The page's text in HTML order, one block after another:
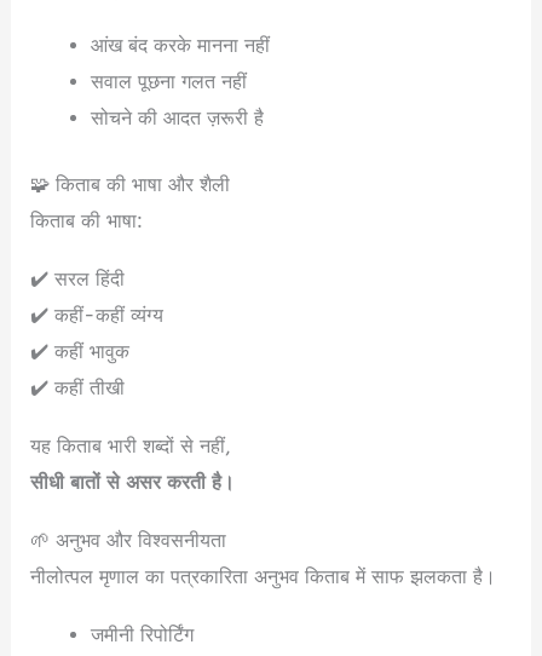
आंख बंद करके मानना नहीं
सवाल पूछना गलत नहीं
सोचने की आदत ज़रूरी है
🧩 किताब की भाषा और शैली
किताब की भाषा:
✔️ सरल हिंदी
✔️ कहीं-कहीं व्यंग्य
✔️ कहीं भावुक
✔️ कहीं तीखी
यह किताब भारी शब्दों से नहीं,
सीधी बातों से असर करती है।
🌱 अनुभव और विश्वसनीयता
नीलोत्पल मृणाल का पत्रकारिता अनुभव किताब में साफ झलकता है।
जमीनी रिपोर्टिंग